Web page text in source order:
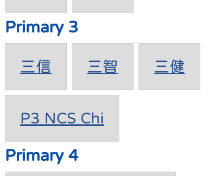
Primary 3
三信 三智 三健
P3 NCS Chi
Primary 4